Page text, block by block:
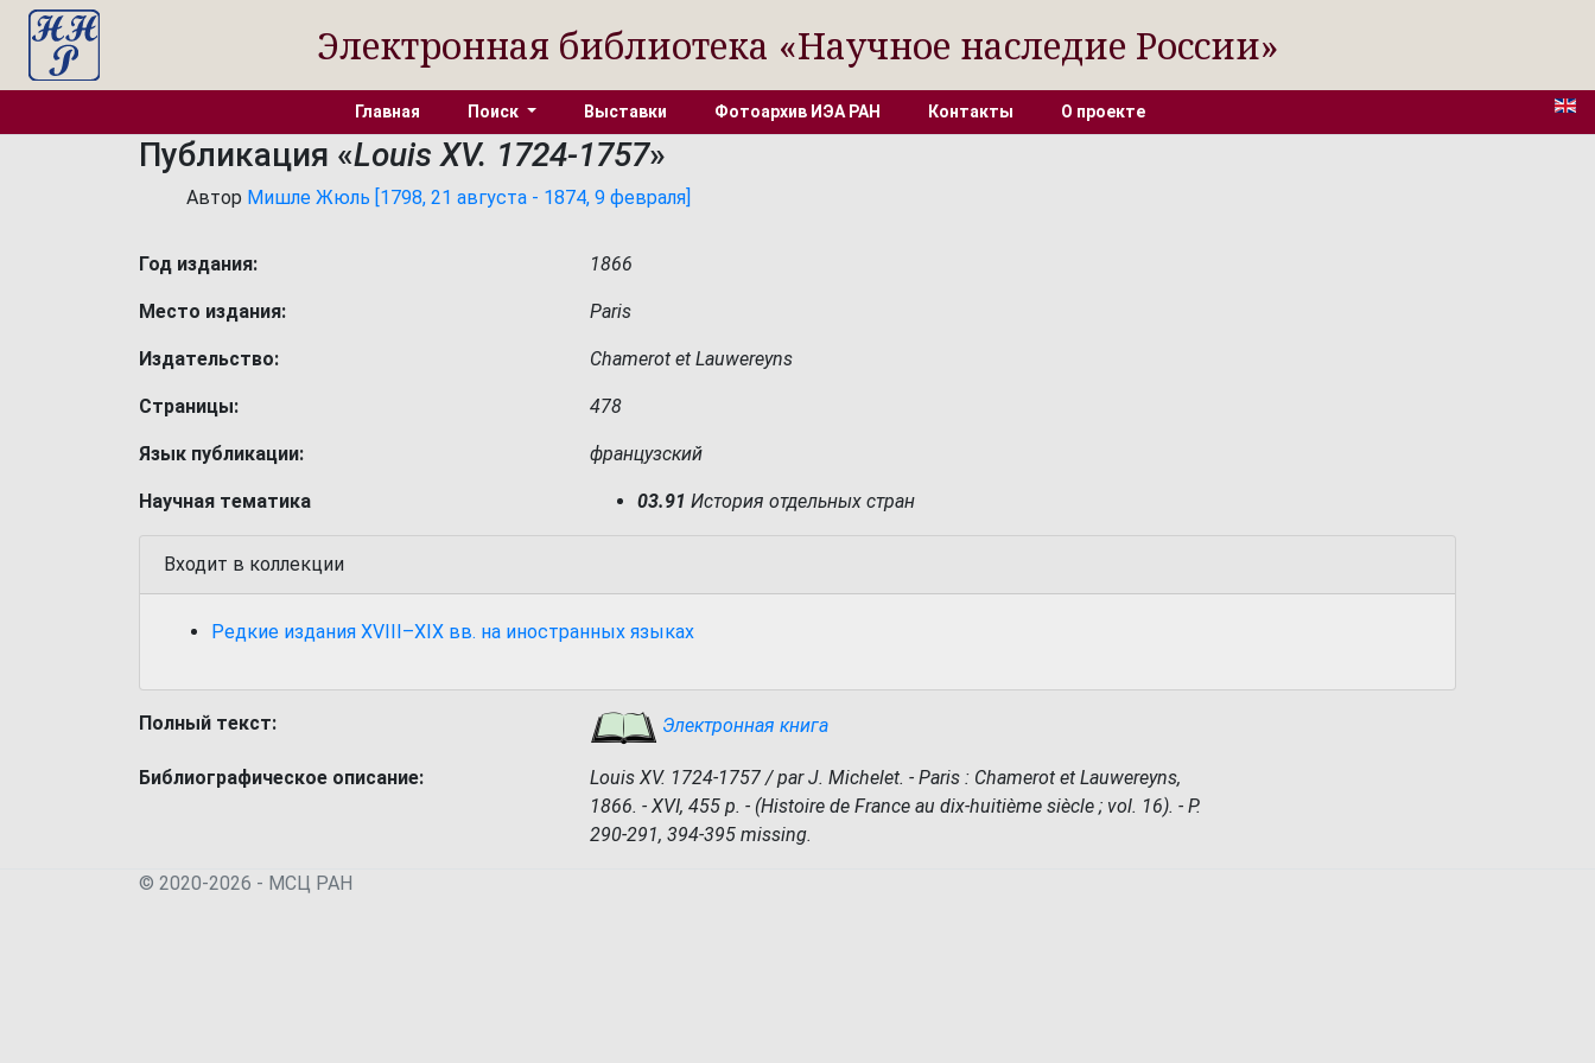
Электронная библиотека «Научное наследие России»
Главная Поиск Выставки Фотоархив ИЭА РАН Контакты О проекте
Публикация «Louis XV. 1724-1757»
Автор Мишле Жюль [1798, 21 августа - 1874, 9 февраля]
Год издания: 1866
Место издания: Paris
Издательство: Chamerot et Lauwereyns
Страницы: 478
Язык публикации: французский
Научная тематика 03.91 История отдельных стран
Входит в коллекции
Редкие издания XVIII–XIX вв. на иностранных языках
Полный текст: Электронная книга
Библиографическое описание:
Louis XV. 1724-1757 / par J. Michelet. - Paris : Chamerot et Lauwereyns,
1866. - XVI, 455 p. - (Histoire de France au dix-huitième siècle ; vol. 16). - P.
290-291, 394-395 missing.
© 2020-2026 - МСЦ РАН